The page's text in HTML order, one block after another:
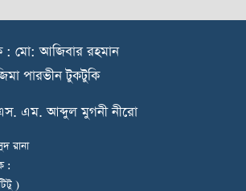
: মো: আজিবার রহমান
পারভীন টুকটুকি
এস. এম. আব্দুল মুগনী নীরো
রানা
:
)